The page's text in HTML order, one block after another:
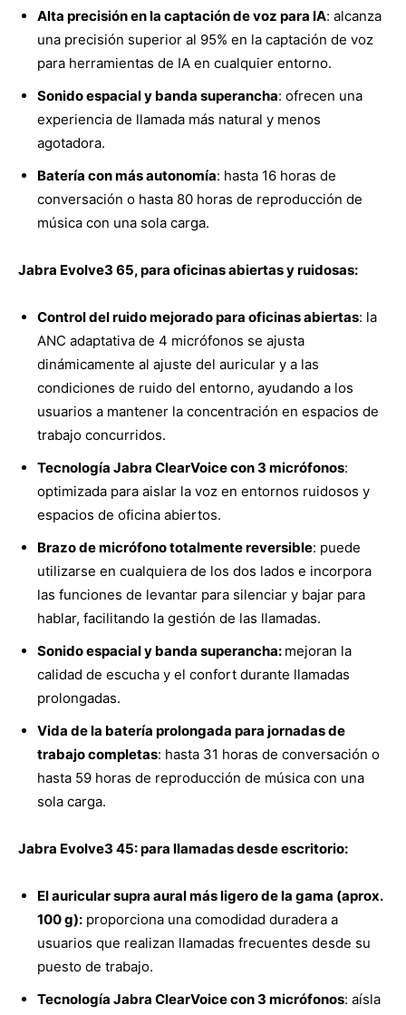
Alta precisión en la captación de voz para IA: alcanza
una precisión superior al 95% en la captación de voz
para herramientas de IA en cualquier entorno.
Sonido espacial y banda superancha: ofrecen una
experiencia de llamada más natural y menos
agotadora.
Batería con más autonomía: hasta 16 horas de
conversación o hasta 80 horas de reproducción de
música con una sola carga.
Jabra Evolve3 65, para oficinas abiertas y ruidosas:
Control del ruido mejorado para oficinas abiertas: la
ANC adaptativa de 4 micrófonos se ajusta
dinámicamente al ajuste del auricular y a las
condiciones de ruido del entorno, ayudando a los
usuarios a mantener la concentración en espacios de
trabajo concurridos.
Tecnología Jabra ClearVoice con 3 micrófonos:
optimizada para aislar la voz en entornos ruidosos y
espacios de oficina abiertos.
Brazo de micrófono totalmente reversible: puede
utilizarse en cualquiera de los dos lados e incorpora
las funciones de levantar para silenciar y bajar para
hablar, facilitando la gestión de las llamadas.
Sonido espacial y banda superancha: mejoran la
calidad de escucha y el confort durante llamadas
prolongadas.
Vida de la batería prolongada para jornadas de
trabajo completas: hasta 31 horas de conversación o
hasta 59 horas de reproducción de música con una
sola carga.
Jabra Evolve3 45: para llamadas desde escritorio:
El auricular supra aural más ligero de la gama (aprox.
100 g): proporciona una comodidad duradera a
usuarios que realizan llamadas frecuentes desde su
puesto de trabajo.
Tecnología Jabra ClearVoice con 3 micrófonos: aísla